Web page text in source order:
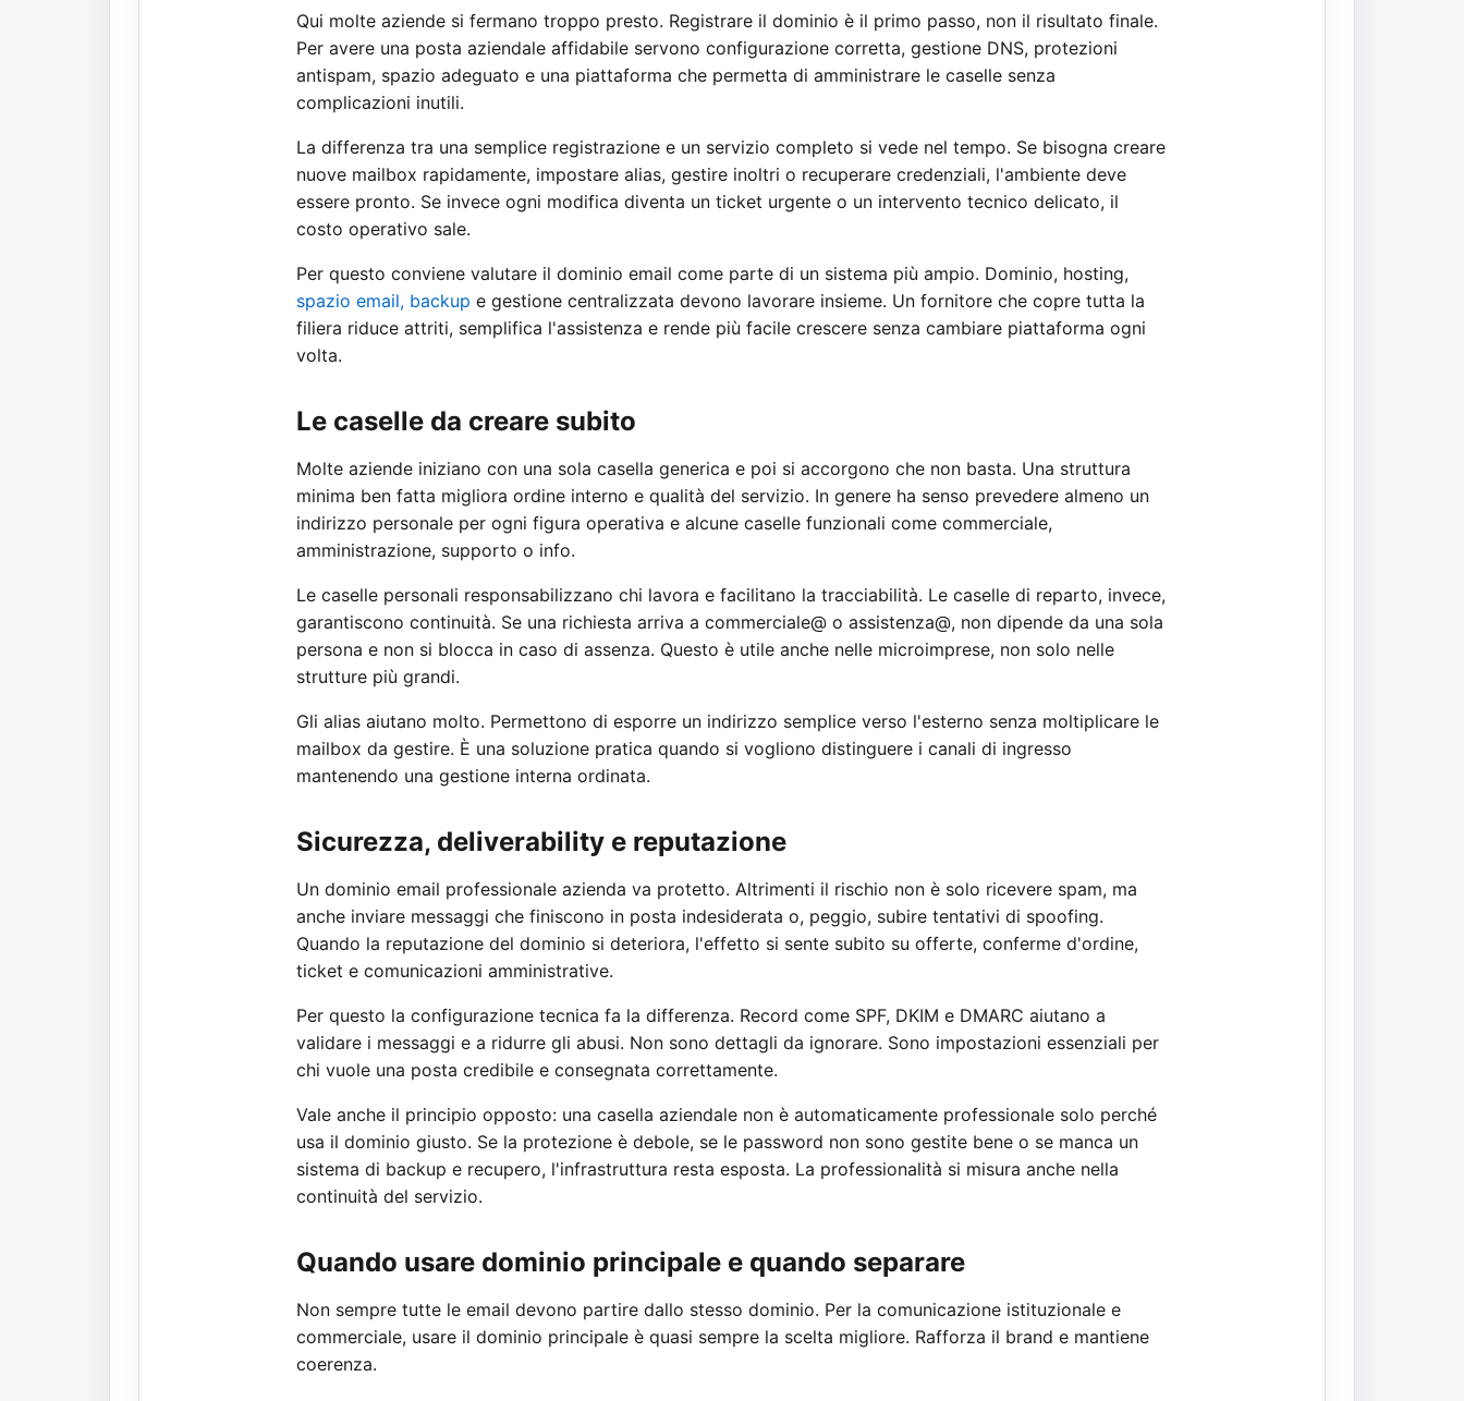
Qui molte aziende si fermano troppo presto. Registrare il dominio è il primo passo, non il risultato finale.
Per avere una posta aziendale affidabile servono configurazione corretta, gestione DNS, protezioni
antispam, spazio adeguato e una piattaforma che permetta di amministrare le caselle senza
complicazioni inutili.
La differenza tra una semplice registrazione e un servizio completo si vede nel tempo. Se bisogna creare
nuove mailbox rapidamente, impostare alias, gestire inoltri o recuperare credenziali, l'ambiente deve
essere pronto. Se invece ogni modifica diventa un ticket urgente o un intervento tecnico delicato, il
costo operativo sale.
Per questo conviene valutare il dominio email come parte di un sistema più ampio. Dominio, hosting,
spazio email, backup e gestione centralizzata devono lavorare insieme. Un fornitore che copre tutta la
filiera riduce attriti, semplifica l'assistenza e rende più facile crescere senza cambiare piattaforma ogni
volta.
Le caselle da creare subito
Molte aziende iniziano con una sola casella generica e poi si accorgono che non basta. Una struttura
minima ben fatta migliora ordine interno e qualità del servizio. In genere ha senso prevedere almeno un
indirizzo personale per ogni figura operativa e alcune caselle funzionali come commerciale,
amministrazione, supporto o info.
Le caselle personali responsabilizzano chi lavora e facilitano la tracciabilità. Le caselle di reparto, invece,
garantiscono continuità. Se una richiesta arriva a commerciale@ o assistenza@, non dipende da una sola
persona e non si blocca in caso di assenza. Questo è utile anche nelle microimprese, non solo nelle
strutture più grandi.
Gli alias aiutano molto. Permettono di esporre un indirizzo semplice verso l'esterno senza moltiplicare le
mailbox da gestire. È una soluzione pratica quando si vogliono distinguere i canali di ingresso
mantenendo una gestione interna ordinata.
Sicurezza, deliverability e reputazione
Un dominio email professionale azienda va protetto. Altrimenti il rischio non è solo ricevere spam, ma
anche inviare messaggi che finiscono in posta indesiderata o, peggio, subire tentativi di spoofing.
Quando la reputazione del dominio si deteriora, l'effetto si sente subito su offerte, conferme d'ordine,
ticket e comunicazioni amministrative.
Per questo la configurazione tecnica fa la differenza. Record come SPF, DKIM e DMARC aiutano a
validare i messaggi e a ridurre gli abusi. Non sono dettagli da ignorare. Sono impostazioni essenziali per
chi vuole una posta credibile e consegnata correttamente.
Vale anche il principio opposto: una casella aziendale non è automaticamente professionale solo perché
usa il dominio giusto. Se la protezione è debole, se le password non sono gestite bene o se manca un
sistema di backup e recupero, l'infrastruttura resta esposta. La professionalità si misura anche nella
continuità del servizio.
Quando usare dominio principale e quando separare
Non sempre tutte le email devono partire dallo stesso dominio. Per la comunicazione istituzionale e
commerciale, usare il dominio principale è quasi sempre la scelta migliore. Rafforza il brand e mantiene
coerenza.